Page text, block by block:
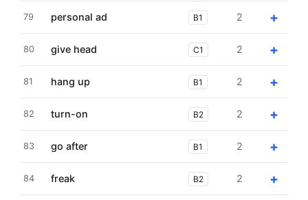
79 personal ad B1 2 +
80 give head C1 2 +
81 hang up B1 2 +
82 turn-on B2 2 +
83 go after B1 2 +
84 freak B2 2 +